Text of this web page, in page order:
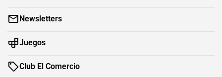
Newsletters
Juegos
Club El Comercio